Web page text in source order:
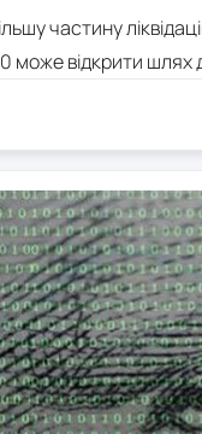
частину
може відкрити